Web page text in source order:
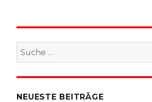
Suche
nach:
NEUESTE BEITRÄGE